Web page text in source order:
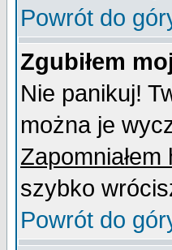
Powrót do
Zgubiłem
Nie panikuj!
można je
Zapomniałem
szybko
Powrót do